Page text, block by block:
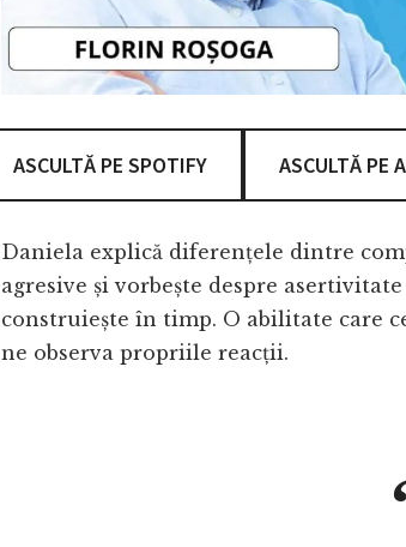
ASCULTĂ PE SPOTIFY ASCULTĂ PE
Daniela explică diferențele dintre
agresive și vorbește despre
construiește în timp. O abilitate care
ne observa propriile reacții.